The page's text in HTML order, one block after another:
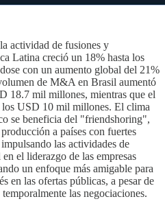
actividad de fusiones y
Latina creció un 18% hasta los
con un aumento global del 21%
de M&A en Brasil aumentó
18.7 mil millones, mientras que el
USD 10 mil millones. El clima
se beneficia del "friendshoring",
a países con fuertes
las actividades de
el liderazgo de las empresas
un enfoque más amigable para
en las ofertas públicas, a pesar de
las negociaciones.